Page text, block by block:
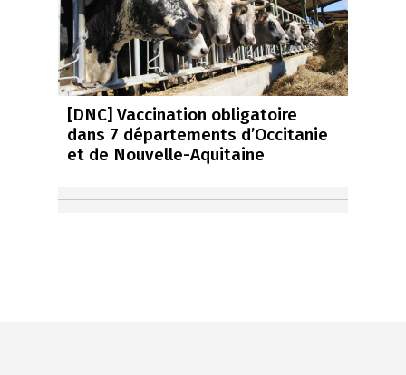
[DNC] Vaccination obligatoire
dans 7 départements d’Occitanie
et de Nouvelle-Aquitaine